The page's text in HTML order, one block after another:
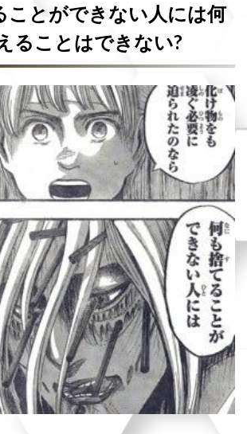
ことができない人には何
ることはできない?